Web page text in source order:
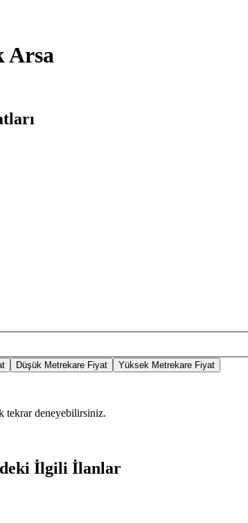
Arsa
Düşük Metrekare Fiyat Yüksek Metrekare Fiyat
tekrar deneyebilirsiniz.
İlgili İlanlar